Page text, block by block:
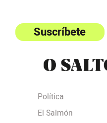
Suscríbete
Política
El Salmón